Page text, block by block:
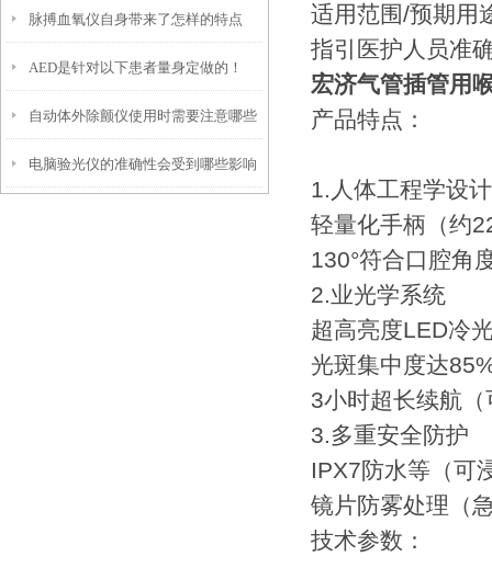
脉搏血氧仪自身带来了怎样的特点
呢？
AED是针对以下患者量身定做的！
自动体外除颤仪使用时需要注意哪些
事项呢？
电脑验光仪的准确性会受到哪些影响
适用范围/预期用
指引医护人员准
宏济气管插管用
产品特点：
1.人体工程学设计
轻量化手柄（约
130°符合口腔角
2.业光学系统
超高亮度LED冷
光斑集中度达
3小时超长续航
3.多重安全防护
IPX7防水等（可
镜片防雾处理（
技术参数：